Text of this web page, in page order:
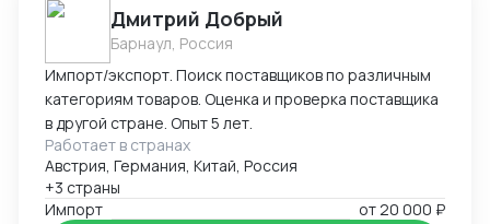
Дмитрий Добрый
Барнаул, Россия
Импорт/экспорт. Поиск поставщиков по различным
категориям товаров. Оценка и проверка поставщика
в другой стране. Опыт 5 лет.
Работает в странах
Австрия, Германия, Китай, Россия
+3 страны
Импорт
от20 000 ₽